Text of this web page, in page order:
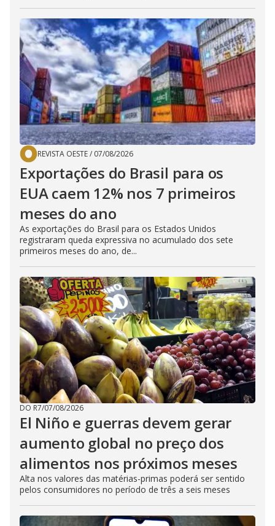
REVISTA OESTE/ 07/08/2026
Exportações do Brasil para os
EUA caem 12% nos 7 primeiros
meses do ano
As exportações do Brasil para os Estados Unidos
registraram queda expressiva no acumulado dos sete
primeiros meses do ano, de...
DO R7/07/08/2026
El Niño e guerras devem gerar
aumento global no preço dos
alimentos nos próximos meses
Alta nos valores das matérias-primas poderá ser sentido
pelos consumidores no período de três a seis meses